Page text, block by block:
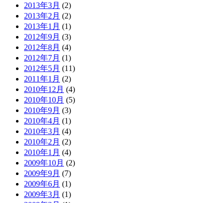
2013年3月 (2)
2013年2月 (2)
2013年1月 (1)
2012年9月 (3)
2012年8月 (4)
2012年7月 (1)
2012年5月 (11)
2011年1月 (2)
2010年12月 (4)
2010年10月 (5)
2010年9月 (3)
2010年4月 (1)
2010年3月 (4)
2010年2月 (2)
2010年1月 (4)
2009年10月 (2)
2009年9月 (7)
2009年6月 (1)
2009年3月 (1)